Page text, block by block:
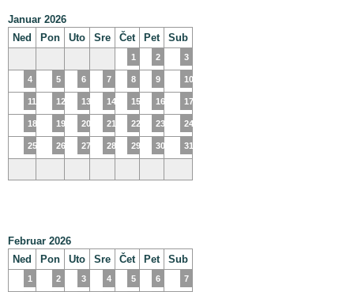
Januar 2026
Ned
Pon Uto Sre Čet Pet Sub
1 2 3
4 5 6 7 8 9 10
11 12 13 14 15 16 17
18 19 20 21 22 23 24
25 26 27 28 29 30 31
Februar 2026
Ned
Pon Uto Sre Čet Pet Sub
1 2 3 4 5 6 7